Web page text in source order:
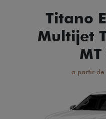
Titano
Multijet
a partir de